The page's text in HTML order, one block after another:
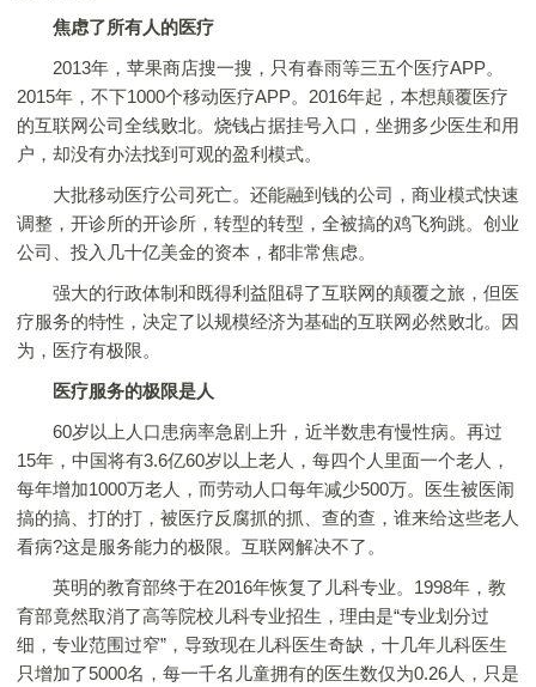
焦虑了所有人的医疗
2013年，苹果商店搜一搜，只有春雨等三五个医疗APP。
2015年，不下1000个移动医疗APP。2016年起，本想颠覆医疗
的互联网公司全线败北。烧钱占据挂号入口，坐拥多少医生和用
户，却没有办法找到可观的盈利模式。
大批移动医疗公司死亡。还能融到钱的公司，商业模式快速
调整，开诊所的开诊所，转型的转型，全被搞的鸡飞狗跳。创业
公司、投入几十亿美金的资本，都非常焦虑。
强大的行政体制和既得利益阻碍了互联网的颠覆之旅，但医
疗服务的特性，决定了以规模经济为基础的互联网必然败北。因
为，医疗有极限。
医疗服务的极限是人
60岁以上人口患病率急剧上升，近半数患有慢性病。再过
15年，中国将有3.6亿60岁以上老人，每四个人里面一个老人，
每年增加1000万老人，而劳动人口每年减少500万。医生被医闹
搞的搞、打的打，被医疗反腐抓的抓、查的查，谁来给这些老人
看病?这是服务能力的极限。互联网解决不了。
英明的教育部终于在2016年恢复了儿科专业。1998年，教
育部竟然取消了高等院校儿科专业招生，理由是“专业划分过
细，专业范围过窄”，导致现在儿科医生奇缺，十几年儿科医生
只增加了5000名，每一千名儿童拥有的医生数仅为0.26人，只是